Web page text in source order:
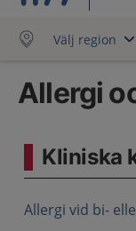
Välj region
Allergi
Kliniska
Allergi vid bi-